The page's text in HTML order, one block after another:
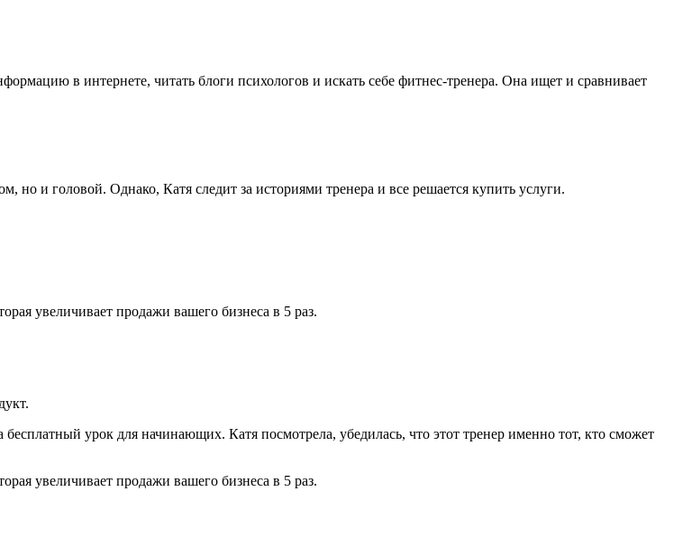
в интернете, читать блоги психологов и искать себе фитнес-тренера. Она ищет и сравнивает
но и головой. Однако, Катя следит за историями тренера и все решается купить услуги.
бесплатный урок для начинающих. Катя посмотрела, убедилась, что этот тренер именно тот, кто сможет